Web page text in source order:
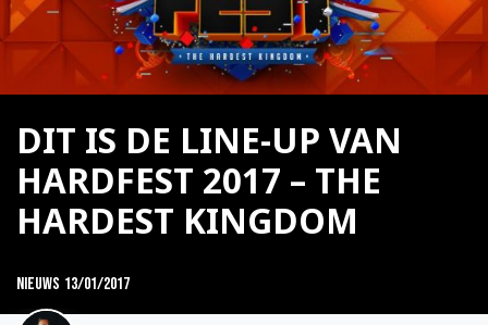
DIT IS DE LINE-UP VAN
HARDFEST 2017 – THE
HARDEST KINGDOM
Nieuws 13/01/2017